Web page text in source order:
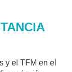
y el TFM en el